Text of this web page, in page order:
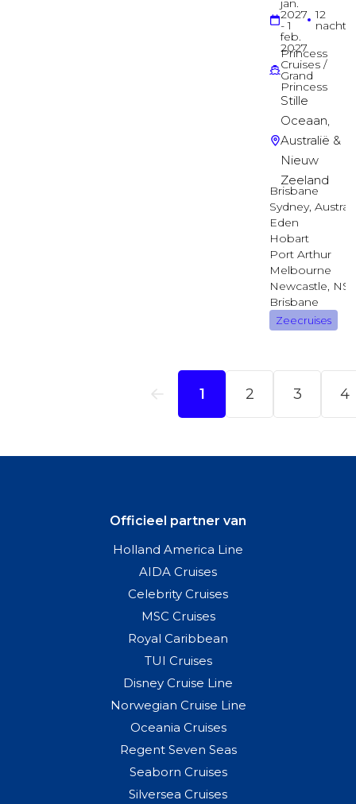
Officieel partner van
Holland America Line
AIDA Cruises
Celebrity Cruises
MSC Cruises
Royal Caribbean
TUI Cruises
Disney Cruise Line
Norwegian Cruise Line
Oceania Cruises
Regent Seven Seas
Seaborn Cruises
Silversea Cruises